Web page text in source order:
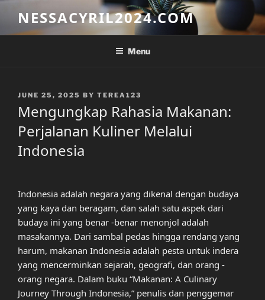
content
NESSACYRIL2024.COM
Menu
POSTED
JUNE 25, 2025 BY TEREA123
Mengungkap Rahasia Makanan:
Perjalanan Kuliner Melalui
Indonesia
Indonesia adalah negara yang dikenal dengan budaya
yang kaya dan beragam, dan salah satu aspek dari
budaya ini yang benar -benar menonjol adalah
masakannya. Dari sambal pedas hingga rendang yang
harum, makanan Indonesia adalah pesta untuk indera
yang mencerminkan sejarah, geografi, dan orang -
orang negara. Dalam buku “Makanan: A Culinary
Journey Through Indonesia,” penulis dan penggemar